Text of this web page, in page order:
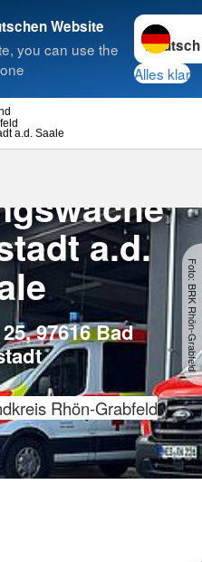
Website
you can use the
Sprache
Alles klar
a.d. Saale
Suche
Foto: BRK Rhön-Grabfeld
a.d.
97616 Bad
Rhön-Grabfeld